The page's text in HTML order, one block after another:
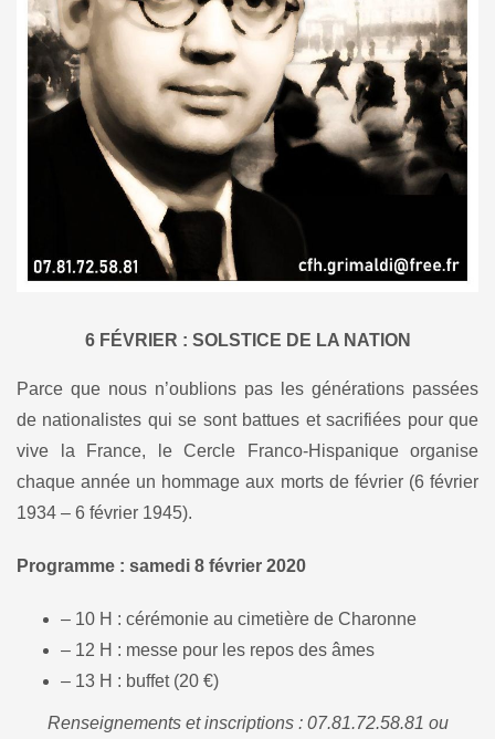
6 FÉVRIER : SOLSTICE DE LA NATION
Parce que nous n’oublions pas les générations passées
de nationalistes qui se sont battues et sacrifiées pour que
vive la France, le Cercle Franco-Hispanique organise
chaque année un hommage aux morts de février (6 février
1934 – 6 février 1945).
Programme : samedi 8 février 2020
– 10 H : cérémonie au cimetière de Charonne
– 12 H : messe pour les repos des âmes
– 13 H : buffet (20 €)
Renseignements et inscriptions : 07.81.72.58.81 ou